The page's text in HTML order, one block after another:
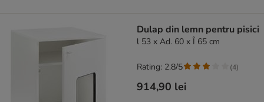
Dulap din lemn pentru pisici
l 53 x Ad. 60 x Î 65 cm
914,90 lei
Rating: 2.8/5 (4)